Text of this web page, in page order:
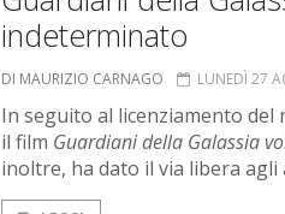
indeterminato
DI MAURIZIO CARNAGO LUNEDÌ 27
In seguito al licenziamento del
il film Guardiani della Galassia
inoltre, ha dato il via libera